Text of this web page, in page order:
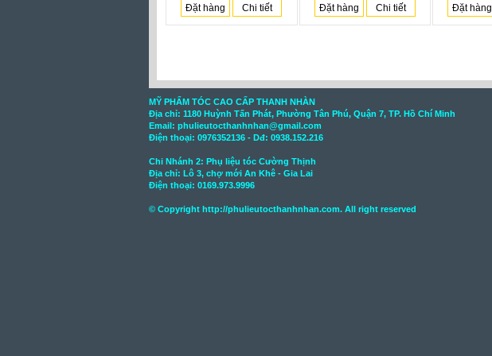
Đặt hàng Chi tiết Đặt hàng Chi tiết Đặt hàng
MỸ PHẨM TÓC CAO CẤP THANH NHÀN
Địa chỉ: 1180 Huỳnh Tấn Phát, Phường Tân Phú, Quận 7, TP. Hồ Chí Minh
Email: phulieutocthanhnhan@gmail.com
Điện thoại: 0976352136 - Dđ: 0938.152.216
Chi Nhánh 2: Phụ liệu tóc Cường Thịnh
Địa chỉ: Lô 3, chợ mới An Khê - Gia Lai
Điện thoại: 0169.973.9996
© Copyright http://phulieutocthanhnhan.com. All right reserved